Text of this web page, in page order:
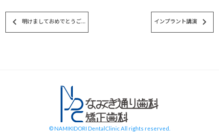
keyboard_arrow_left 明けましておめでとうご... インプラント講演 keyboard_arrow_right
© NAMIKIDORI DentalClinic All rights reserved.